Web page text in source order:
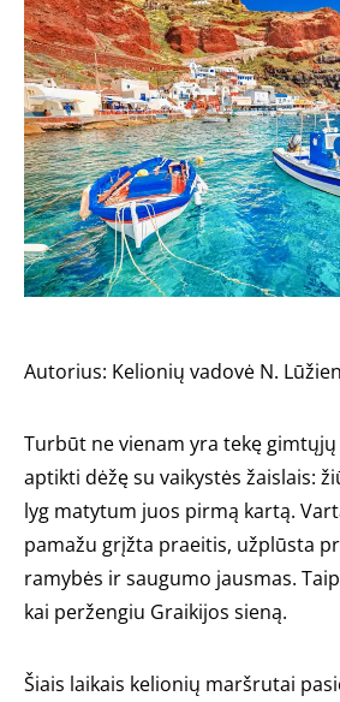
Autorius: Kelionių vadovė N.
Turbūt ne vienam yra tekę
aptikti dėžę su vaikystės žaislais:
lyg matytum juos pirmą kartą.
pamažu grįžta praeitis, užplūsta
ramybės ir saugumo jausmas.
kai peržengiu Graikijos sieną.
Šiais laikais kelionių maršrutai